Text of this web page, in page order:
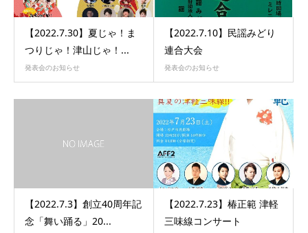
【2022.7.30】夏じゃ！ま
つりじゃ！津山じゃ！...
発表会のお知らせ
【2022.7.10】民謡みどり
連合大会
発表会のお知らせ
【2022.7.3】創立40周年記
念「舞い踊る」20...
【2022.7.23】椿正範 津軽
三味線コンサート